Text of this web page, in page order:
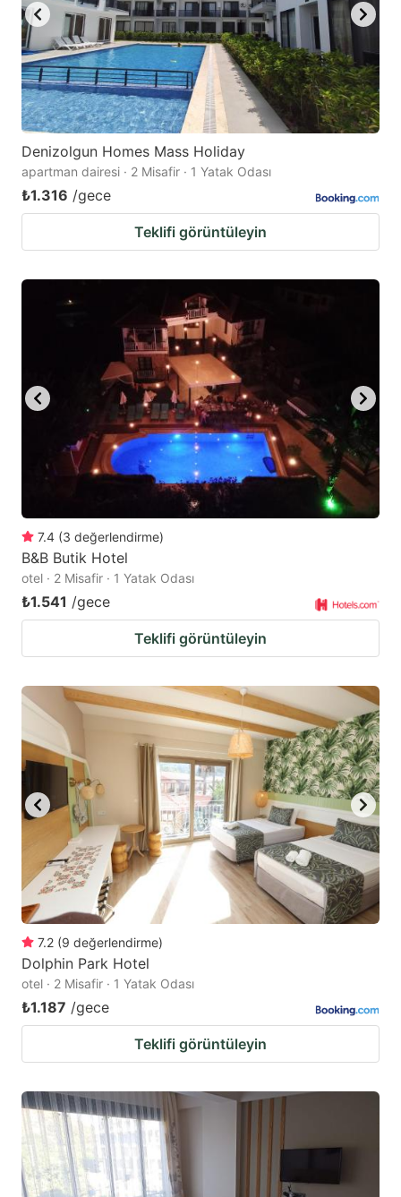
Denizolgun Homes Mass Holiday
apartman dairesi · 2 Misafir · 1 Yatak Odası
₺1.316 /gece
Teklifi görüntüleyin
7.4 (3 değerlendirme)
B&B Butik Hotel
otel · 2 Misafir · 1 Yatak Odası
₺1.541 /gece
Teklifi görüntüleyin
7.2 (9 değerlendirme)
Dolphin Park Hotel
otel · 2 Misafir · 1 Yatak Odası
₺1.187 /gece
Teklifi görüntüleyin